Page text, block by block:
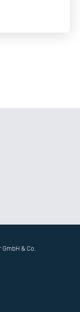
& Co.